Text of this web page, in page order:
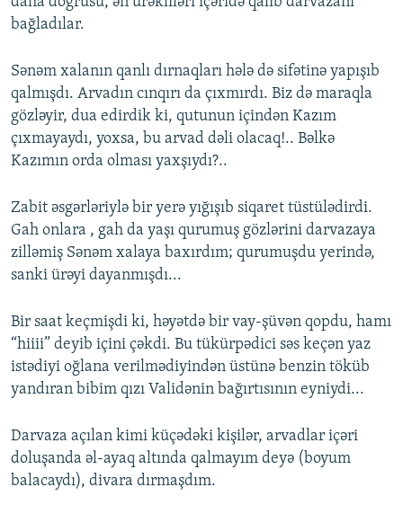
bağladılar.
Sənəm xalanın qanlı dırnaqları hələ də sifətinə yapışıb
qalmışdı. Arvadın cınqırı da çıxmırdı. Biz də maraqla
gözləyir, dua edirdik ki, qutunun içindən Kazım
çıxmayaydı, yoxsa, bu arvad dəli olacaq!.. Bəlkə
Kazımın orda olması yaxşıydı?..
Zabit əsgərləriylə bir yerə yığışıb siqaret tüstülədirdi.
Gah onlara , gah da yaşı qurumuş gözlərini darvazaya
zilləmiş Sənəm xalaya baxırdım; qurumuşdu yerində,
sanki ürəyi dayanmışdı...
Bir saat keçmişdi ki, həyətdə bir vay-şüvən qopdu, hamı
“hiiii” deyib içini çəkdi. Bu tükürpədici səs keçən yaz
istədiyi oğlana verilmədiyindən üstünə benzin töküb
yandıran bibim qızı Validənin bağırtısının eyniydi...
Darvaza açılan kimi küçədəki kişilər, arvadlar içəri
doluşanda əl-ayaq altında qalmayım deyə (boyum
balacaydı), divara dırmaşdım.